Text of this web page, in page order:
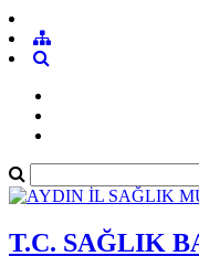
T.C. SAĞLIK